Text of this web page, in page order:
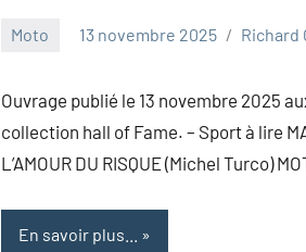
Moto 13 novembre 2025 Richard
Ouvrage publié le 13 novembre 2025
collection hall of Fame. – Sport à lire
L’AMOUR DU RISQUE (Michel Turco)
En savoir plus...